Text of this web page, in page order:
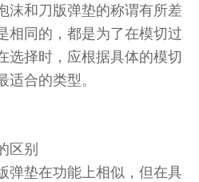
沫和刀版弹垫的称谓有所差
相同的，都是为了在模切过
选择时，应根据具体的模切
适合的类型。
区别
弹垫在功能上相似，但在具